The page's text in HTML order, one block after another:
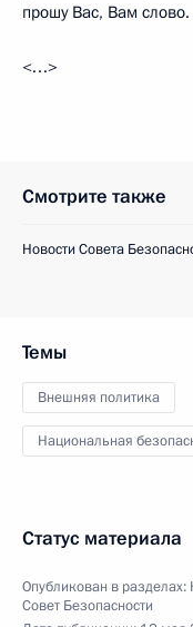
прошу Вас, Вам слово.
<…>
Смотрите также
Новости Совета
Темы
Внешняя политика
Национальная
Статус материала
Опубликован в разделах:
Совет Безопасности